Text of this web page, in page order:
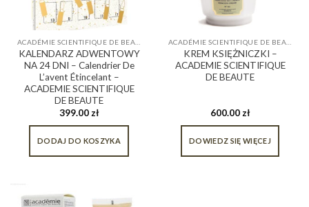
KALENDARZ ADWENTOWY
NA 24 DNI – Calendrier De
L’avent Étincelant –
ACADEMIE SCIENTIFIQUE
DE BEAUTE
399.00 zł
DODAJ DO KOSZYKA
KREM KSIĘŻNICZKI –
ACADEMIE SCIENTIFIQUE
DE BEAUTE
600.00 zł
DOWIEDZ SIĘ WIĘCEJ